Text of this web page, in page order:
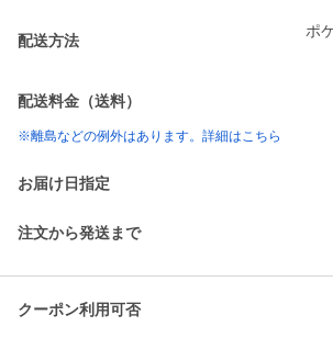
配送方法
ポ
配送料金（送料）
※離島などの例外はあります。詳細はこちら
お届け日指定
注文から発送まで
クーポン利用可否